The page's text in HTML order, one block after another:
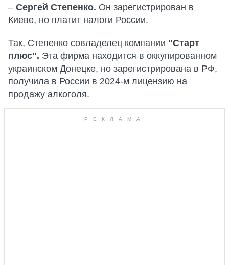
– Сергей Степенко. Он зарегистрирован в
Киеве, но платит налоги России.
Так, Степенко совладелец компании "Старт
плюс". Эта фирма находится в оккупированном
украинском Донецке, но зарегистрирована в РФ,
получила в России в 2024-м лицензию на
продажу алкоголя.